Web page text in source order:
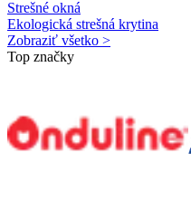
Strešné okná
Ekologická strešná krytina
Zobraziť všetko >
Top značky